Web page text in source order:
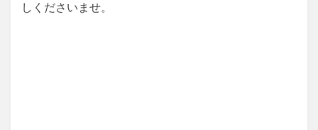
しくださいませ。